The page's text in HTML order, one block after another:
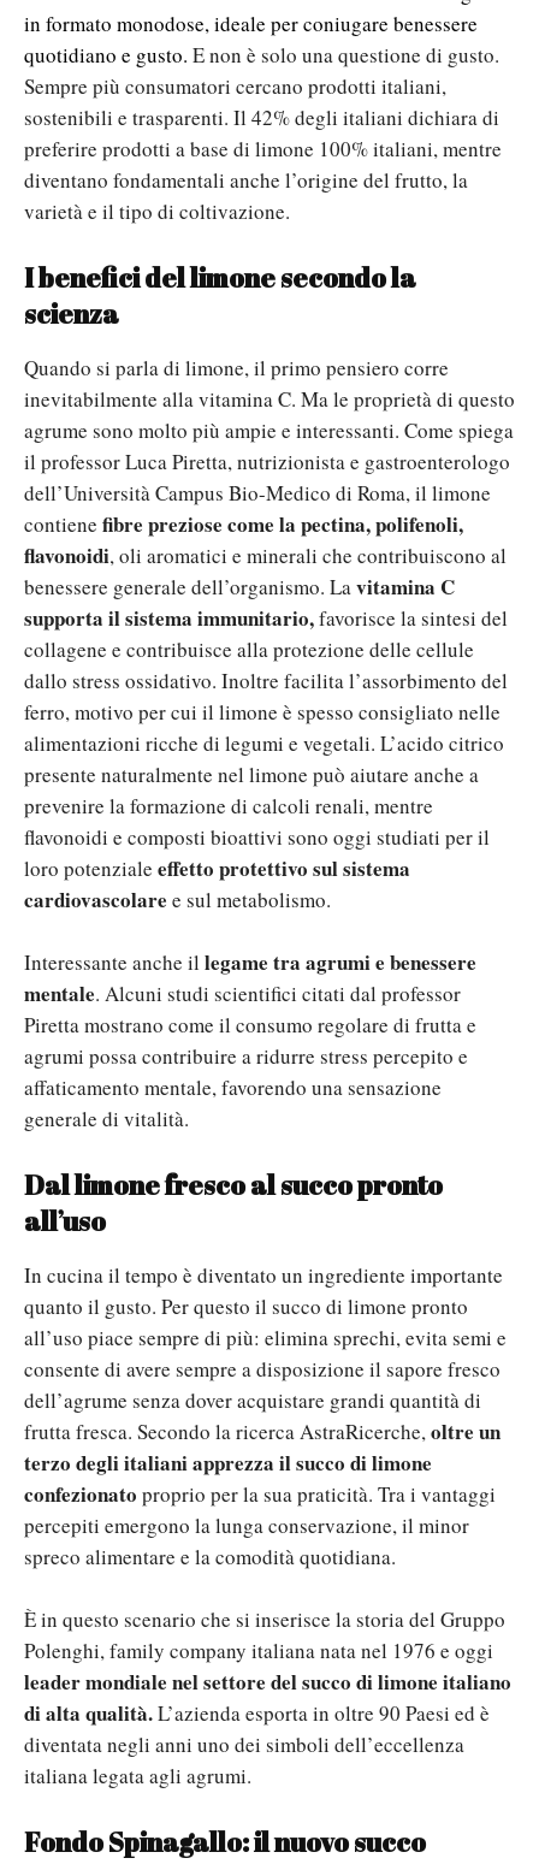
in formato monodose, ideale per coniugare benessere
quotidiano e gusto. E non è solo una questione di gusto.
Sempre più consumatori cercano prodotti italiani,
sostenibili e trasparenti. Il 42% degli italiani dichiara di
preferire prodotti a base di limone 100% italiani, mentre
diventano fondamentali anche l’origine del frutto, la
varietà e il tipo di coltivazione.
I benefici del limone secondo la
scienza
Quando si parla di limone, il primo pensiero corre
inevitabilmente alla vitamina C. Ma le proprietà di questo
agrume sono molto più ampie e interessanti. Come spiega
il professor Luca Piretta, nutrizionista e gastroenterologo
dell’Università Campus Bio-Medico di Roma, il limone
contiene fibre preziose come la pectina, polifenoli,
flavonoidi, oli aromatici e minerali che contribuiscono al
benessere generale dell’organismo. Lavitamina C
supporta il sistema immunitario,favorisce la sintesi del
collagene e contribuisce alla protezione delle cellule
dallo stress ossidativo. Inoltre facilita l’assorbimento del
ferro, motivo per cui il limone è spesso consigliato nelle
alimentazioni ricche di legumi e vegetali. L’acido citrico
presente naturalmente nel limone può aiutare anche a
prevenire la formazione di calcoli renali, mentre
flavonoidi e composti bioattivi sono oggi studiati per il
loro potenziale effetto protettivo sul sistema
cardiovascolare e sul metabolismo.
Interessante anche il legame tra agrumi e benessere
mentale. Alcuni studi scientifici citati dal professor
Piretta mostrano come il consumo regolare di frutta e
agrumi possa contribuire a ridurre stress percepito e
affaticamento mentale, favorendo una sensazione
generale di vitalità.
Dal limone fresco al succo pronto
all’uso
In cucina il tempo è diventato un ingrediente importante
quanto il gusto. Per questo il succo di limone pronto
all’uso piace sempre di più: elimina sprechi, evita semi e
consente di avere sempre a disposizione il sapore fresco
dell’agrume senza dover acquistare grandi quantità di
frutta fresca. Secondo la ricerca AstraRicerche,oltre un
terzo degli italiani apprezza il succo di limone
confezionato proprio per la sua praticità. Tra i vantaggi
percepiti emergono la lunga conservazione, il minor
spreco alimentare e la comodità quotidiana.
È in questo scenario che si inserisce la storia del Gruppo
Polenghi, family company italiana nata nel 1976 e oggi
leader mondiale nel settore del succo di limone italiano
di alta qualità.L’azienda esporta in oltre 90 Paesi ed è
diventata negli anni uno dei simboli dell’eccellenza
italiana legata agli agrumi.
Fondo Spinagallo: il nuovo succo